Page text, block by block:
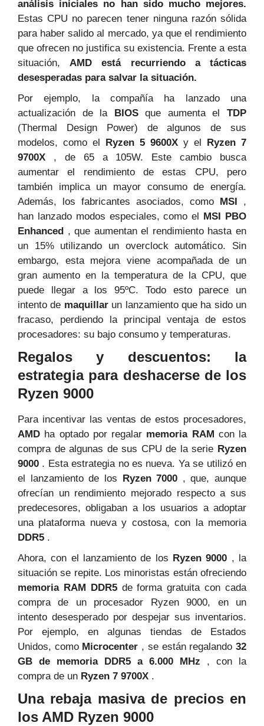
análisis iniciales no han sido mucho mejores.
Estas CPU no parecen tener ninguna razón sólida
para haber salido al mercado, ya que el rendimiento
que ofrecen no justifica su existencia. Frente a esta
situación,AMD
está recurriendo a tácticas
desesperadas para salvar la situación.
Por ejemplo, la compañía ha lanzado una
actualización de la
BIOSque aumenta elTDP
(Thermal Design Power) de algunos de sus
modelos, como el
Ryzen 5 9600X y el
Ryzen 7
9700X , de 65 a 105W. Este cambio busca
aumentar el rendimiento de estas CPU, pero
también implica un mayor consumo de energía.
Además, los fabricantes asociados, como
MSI
,
han lanzado modos especiales, como el
MSI PBO
Enhanced , que aumentan el rendimiento hasta en
un 15% utilizando un overclock automático. Sin
embargo, esta mejora viene acompañada de un
gran aumento en la temperatura de la CPU, que
puede llegar a los 95ºC. Todo esto parece un
intento de maquillarun lanzamiento que ha sido un
fracaso, perdiendo la principal ventaja de estos
procesadores: su bajo consumo y temperaturas.
Regalos y descuentos: la
estrategia para deshacerse de los
Ryzen 9000
Para incentivar las ventas de estos procesadores,
AMD ha optado por regalar memoria RAM con la
compra de algunas de sus CPU de la serie Ryzen
9000 . Esta estrategia no es nueva. Ya se utilizó en
el lanzamiento de los
Ryzen 7000 , que, aunque
ofrecían un rendimiento mejorado respecto a sus
predecesores, obligaban a los usuarios a adoptar
una plataforma nueva y costosa, con la memoria
DDR5 .
Ahora, con el lanzamiento de los Ryzen 9000 , la
situación se repite. Los minoristas están ofreciendo
memoria RAM DDR5de forma gratuita con cada
compra de un procesador Ryzen 9000, en un
intento desesperado por despejar sus inventarios.
Por ejemplo, en algunas tiendas de Estados
Unidos, como Microcenter , se están regalando32
GB de memoria DDR5 a 6.000 MHz , con la
compra de un Ryzen 7 9700X .
Una rebaja masiva de precios en
los AMD Ryzen 9000